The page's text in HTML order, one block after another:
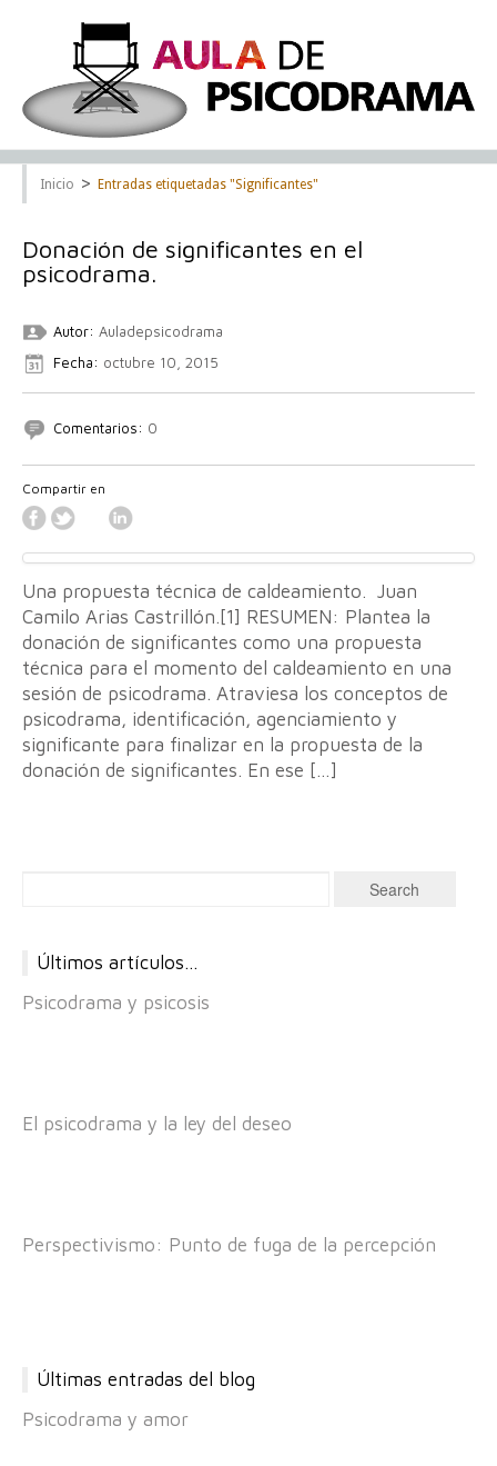
Inicio > Entradas etiquetadas "Significantes"
Donación de significantes en el
psicodrama.
Autor: Auladepsicodrama
Fecha: octubre 10, 2015
Comentarios: 0
Compartir en
Una propuesta técnica de caldeamiento. Juan
Camilo Arias Castrillón.[1] RESUMEN: Plantea la
donación de significantes como una propuesta
técnica para el momento del caldeamiento en una
sesión de psicodrama. Atraviesa los conceptos de
psicodrama, identificación, agenciamiento y
significante para finalizar en la propuesta de la
donación de significantes. En ese […]
Últimos artículos…
Psicodrama y psicosis
El psicodrama y la ley del deseo
Perspectivismo: Punto de fuga de la percepción
Últimas entradas del blog
Psicodrama y amor